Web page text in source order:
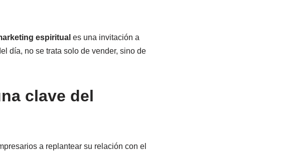
espiritual es una invitación a
día, no se trata solo de vender, sino de
clave del
a replantear su relación con el